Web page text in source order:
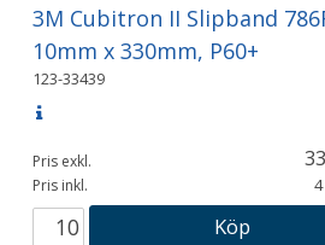
3M Cubitron II Slipband
10mm x 330mm, P60+
123-33439
Pris exkl.
Pris inkl.
Köp